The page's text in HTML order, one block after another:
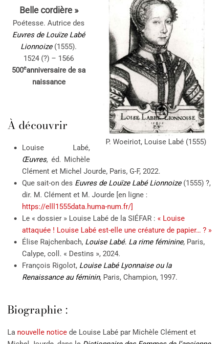
P. Woeiriot, Louise Labé (1555)
Belle cordière »
Poétesse. Autrice des
Euvres de Louïze Labé
Lionnoize(1555).
1524 (?) – 1566
500eanniversaire de sa
naissance
À découvrir
Louise Labé,
Œuvres, éd. Michèle
Clément et Michel Jourde, Paris, G-F, 2022.
Que sait-on des Euvres de Louïze Labé Lionnoize(1555) ?,
dir. M. Clément et M. Jourde [en ligne :
https://elll1555data.huma-num.fr/]
Le « dossier » Louise Labé de la SIÉFAR : « Louise
attaquée ! Louise Labé est-elle une créature de papier… ? »
Élise Rajchenbach, Louise Labé. La rime féminine, Paris,
Calype, coll. « Destins », 2024.
François Rigolot, Louise Labé Lyonnaise ou la
Renaissance au féminin, Paris, Champion, 1997.
Biographie :
La nouvelle notice de Louise Labé par Michèle Clément et